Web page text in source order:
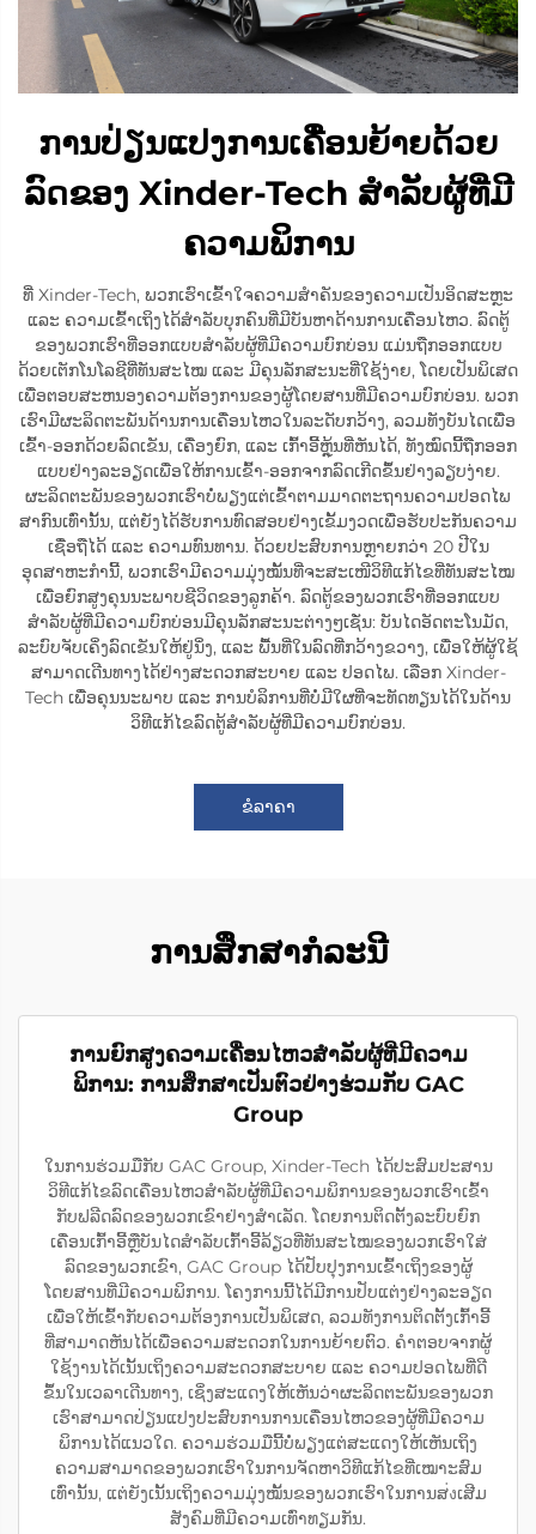
ການປ່ຽນແປງການເຄື່ອນຍ້າຍດ້ວຍ
ລົດຂອງ Xinder-Tech ສຳລັບຜູ້ທີ່ມີ
ຄວາມພິການ
ທີ່ Xinder-Tech, ພວກເຮົາເຂົ້າໃຈຄວາມສຳຄັນຂອງຄວາມເປັນອິດສະຫຼະ
ແລະ ຄວາມເຂົ້າເຖິງໄດ້ສຳລັບບຸກຄົນທີ່ມີບັນຫາດ້ານການເຄື່ອນໄຫວ. ລົດຕູ້
ຂອງພວກເຮົາທີ່ອອກແບບສຳລັບຜູ້ທີ່ມີຄວາມບົກບ່ອນ ແມ່ນຖືກອອກແບບ
ດ້ວຍເຕັກໂນໂລຊີທີ່ທັນສະໄໝ ແລະ ມີຄຸນລັກສະນະທີ່ໃຊ້ງ່າຍ, ໂດຍເປັນພິເສດ
ເພື່ອຕອບສະຫນອງຄວາມຕ້ອງການຂອງຜູ້ໂດຍສານທີ່ມີຄວາມບົກບ່ອນ. ພວກ
ເຮົາມີຜະລິດຕະພັນດ້ານການເຄື່ອນໄຫວໃນລະດັບກວ້າງ, ລວມທັງບັນໄດເພື່ອ
ເຂົ້າ-ອອກດ້ວຍລົດເຂັນ, ເຄື່ອງຍົກ, ແລະ ເກົ້າອີ້ຫຼຸ້ນທີ່ຫັນໄດ້, ທັງໝົດນີ້ຖືກອອກ
ແບບຢ່າງລະອຽດເພື່ອໃຫ້ການເຂົ້າ-ອອກຈາກລົດເກີດຂຶ້ນຢ່າງລຽບງ່າຍ.
ຜະລິດຕະພັນຂອງພວກເຮົາບໍ່ພຽງແຕ່ເຂົ້າຕາມມາດຕະຖານຄວາມປອດໄພ
ສາກົນເທົ່ານັ້ນ, ແຕ່ຍັງໄດ້ຮັບການທົດສອບຢ່າງເຂັ້ມງວດເພື່ອຮັບປະກັນຄວາມ
ເຊື່ອຖືໄດ້ ແລະ ຄວາມທົນທານ. ດ້ວຍປະສົບການຫຼາຍກວ່າ 20 ປີໃນ
ອຸດສາຫະກຳນີ້, ພວກເຮົາມີຄວາມມຸ່ງໝັ້ນທີ່ຈະສະເໜີວິທີແກ້ໄຂທີ່ທັນສະໄໝ
ເພື່ອຍົກສູງຄຸນນະພາບຊີວິດຂອງລູກຄ້າ. ລົດຕູ້ຂອງພວກເຮົາທີ່ອອກແບບ
ສຳລັບຜູ້ທີ່ມີຄວາມບົກບ່ອນມີຄຸນລັກສະນະຕ່າງໆເຊັ່ນ: ບັນໄດອັດຕະໂນມັດ,
ລະບົບຈັບເຄິ່ງລົດເຂັນໃຫ້ຢູ່ນິ່ງ, ແລະ ພື້ນທີ່ໃນລົດທີ່ກວ້າງຂວາງ, ເພື່ອໃຫ້ຜູ້ໃຊ້
ສາມາດເດີນທາງໄດ້ຢ່າງສະດວກສະບາຍ ແລະ ປອດໄພ. ເລືອກ Xinder-
Tech ເພື່ອຄຸນນະພາບ ແລະ ການບໍລິການທີ່ບໍ່ມີໃຜທີ່ຈະທັດທຽນໄດ້ໃນດ້ານ
ວິທີແກ້ໄຂລົດຕູ້ສຳລັບຜູ້ທີ່ມີຄວາມບົກບ່ອນ.
ຂໍລາຄາ
ການສຶກສາກໍລະນີ
ການຍົກສູງຄວາມເຄື່ອນໄຫວສຳລັບຜູ້ທີ່ມີຄວາມ
ພິການ: ການສຶກສາເປັນຕົວຢ່າງຮ່ວມກັບ GAC
Group
ໃນການຮ່ວມມືກັບ GAC Group, Xinder-Tech ໄດ້ປະສົມປະສານ
ວິທີແກ້ໄຂລົດເຄື່ອນໄຫວສຳລັບຜູ້ທີ່ມີຄວາມພິການຂອງພວກເຮົາເຂົ້າ
ກັບຟລີດລົດຂອງພວກເຂົາຢ່າງສຳເລັດ. ໂດຍການຕິດຕັ້ງລະບົບຍົກ
ເຄື່ອນເກົ້າອີ້ຫຼືບັນໄດສຳລັບເກົ້າອີ້ລ້ຽວທີ່ທັນສະໄໝຂອງພວກເຮົາໃສ່
ລົດຂອງພວກເຂົາ, GAC Group ໄດ້ປັບປຸງການເຂົ້າເຖິງຂອງຜູ້
ໂດຍສານທີ່ມີຄວາມພິການ. ໂຄງການນີ້ໄດ້ມີການປັບແຕ່ງຢ່າງລະອຽດ
ເພື່ອໃຫ້ເຂົ້າກັບຄວາມຕ້ອງການເປັນພິເສດ, ລວມທັງການຕິດຕັ້ງເກົ້າອີ້
ທີ່ສາມາດຫັນໄດ້ເພື່ອຄວາມສະດວກໃນການຍ້າຍຕົວ. ຄຳຕອບຈາກຜູ້
ໃຊ້ງານໄດ້ເນັ້ນເຖິງຄວາມສະດວກສະບາຍ ແລະ ຄວາມປອດໄພທີ່ດີ
ຂຶ້ນໃນເວລາເດີນທາງ, ເຊິ່ງສະແດງໃຫ້ເຫັນວ່າຜະລິດຕະພັນຂອງພວກ
ເຮົາສາມາດປ່ຽນແປງປະສົບການການເຄື່ອນໄຫວຂອງຜູ້ທີ່ມີຄວາມ
ພິການໄດ້ແນວໃດ. ຄວາມຮ່ວມມືນີ້ບໍ່ພຽງແຕ່ສະແດງໃຫ້ເຫັນເຖິງ
ຄວາມສາມາດຂອງພວກເຮົາໃນການຈັດຫາວິທີແກ້ໄຂທີ່ເໝາະສົມ
ເທົ່ານັ້ນ, ແຕ່ຍັງເນັ້ນເຖິງຄວາມມຸ່ງໝັ້ນຂອງພວກເຮົາໃນການສ่งເສີມ
ສັງຄົມທີ່ມີຄວາມເທົ່າທຽມກັນ.